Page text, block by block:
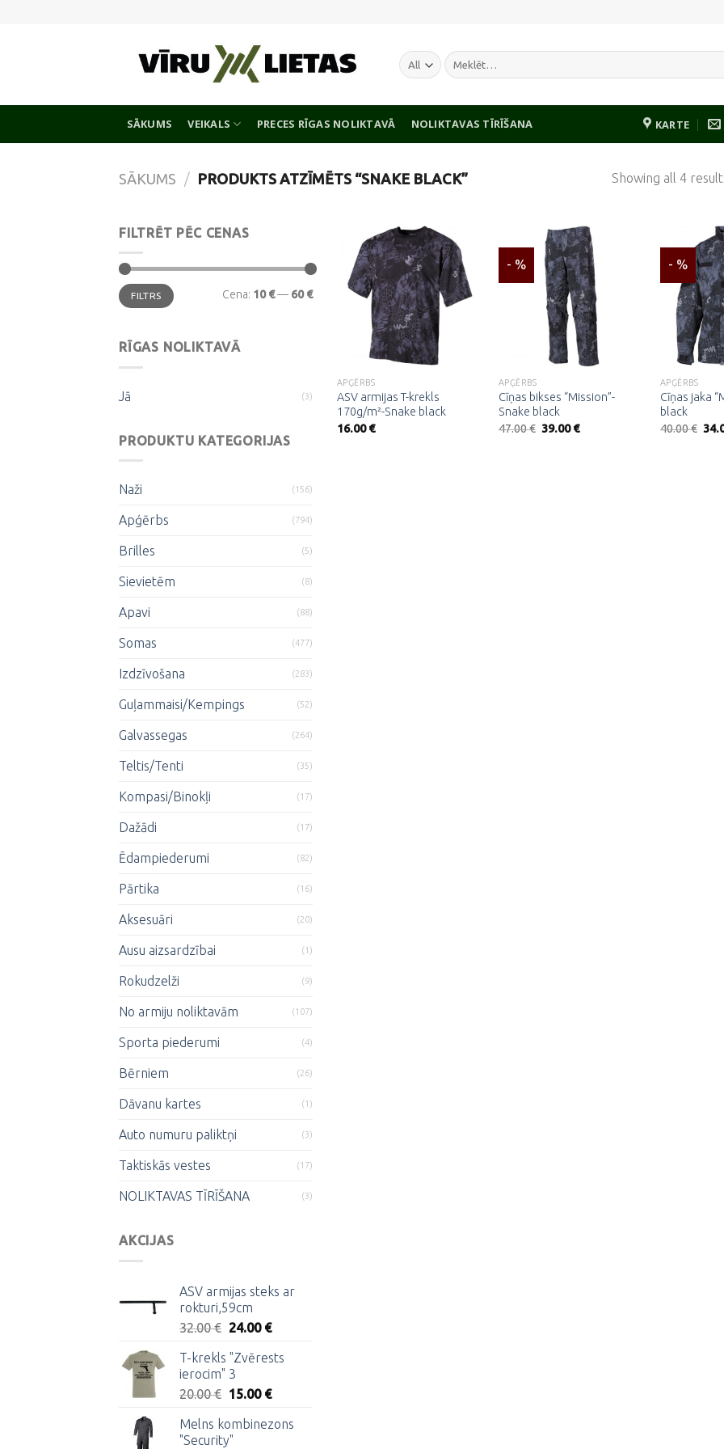
Meklēt:
SĀKUMS VEIKALS PRECES RĪGAS NOLIKTAVĀ NOLIKTAVAS TĪRĪŠANA KARTE
SĀKUMS / PRODUKTS ATZĪMĒTS “SNAKE BLACK” Showing all 4
FILTRĒT PĒC CENAS
Min.
cena
Maks.
cenaFILTRS Cena: 10 €— 60 €
RĪGAS NOLIKTAVĀ
Jā (3)
PRODUKTU KATEGORIJAS
Naži (156)
Apģērbs (794)
Brilles (5)
Sievietēm (8)
Apavi (88)
Somas (477)
Izdzīvošana (283)
Guļammaisi/Kempings (52)
Galvassegas (264)
Teltis/Tenti (35)
Kompasi/Binokļi (17)
Dažādi (17)
Ēdampiederumi (82)
Pārtika (16)
Aksesuāri (20)
Ausu aizsardzībai (1)
Rokudzelži (9)
No armiju noliktavām (107)
Sporta piederumi (4)
Bērniem (26)
Dāvanu kartes (1)
Auto numuru paliktņi (3)
Taktiskās vestes (17)
NOLIKTAVAS TĪRĪŠANA (3)
AKCIJAS
ASV armijas steks ar
rokturi,59cm
32.00€ Original
was:
32.00 €.
24.00 €Current
is:
T-krekls "Zvērests
ierocim" 3
20.00€ Original
was:
20.00 €.
15.00 €Current
is:
Melns kombinezons
"Security"
Pievienot
vēlmju
sarakstam
APĢĒRBS
ASV armijas T-krekls
170g/m²-Snake black
16.00€
- %
Pievienot
vēlmju
sarakstam
APĢĒRBS
Cīņas bikses “Mission”-
Snake black
47.00€ Original
39.00€Current
- %
APĢĒRBS
Cīņas jaka
black
40.00€